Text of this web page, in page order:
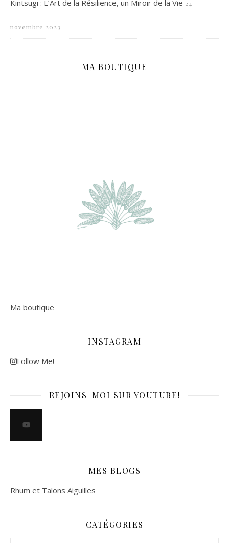
Kintsugi : L’Art de la Résilience, un Miroir de la Vie 24
novembre 2023
MA BOUTIQUE
Ma boutique
INSTAGRAM
Follow Me!
REJOINS-MOI SUR YOUTUBE!
MES BLOGS
Rhum et Talons Aiguilles
CATÉGORIES